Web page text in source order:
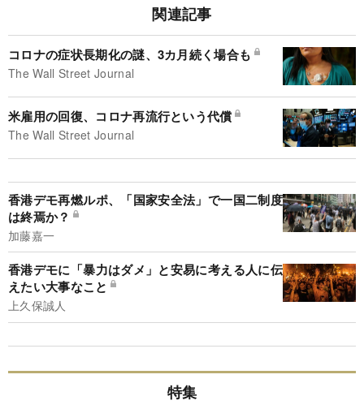
関連記事
コロナの症状長期化の謎、3カ月続く場合も
The Wall Street Journal
米雇用の回復、コロナ再流行という代償
The Wall Street Journal
香港デモ再燃ルポ、「国家安全法」で一国二制度
は終焉か？
加藤嘉一
香港デモに「暴力はダメ」と安易に考える人に伝
えたい大事なこと
上久保誠人
特集